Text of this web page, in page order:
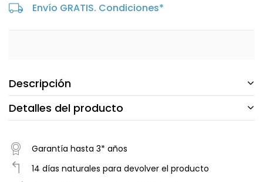
Envío GRATIS. Condiciones*
Descripción
Detalles del producto
Garantía hasta 3* años
14 días naturales para devolver el producto